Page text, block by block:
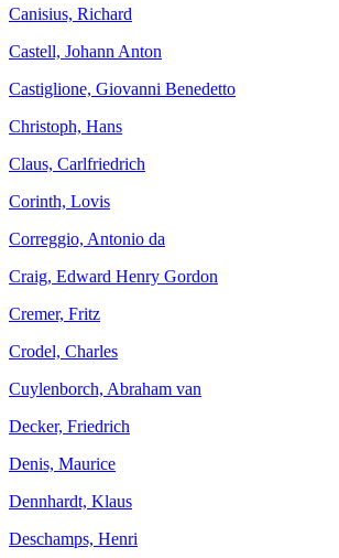
Canisius, Richard
Castell, Johann Anton
Castiglione, Giovanni Benedetto
Christoph, Hans
Claus, Carlfriedrich
Corinth, Lovis
Correggio, Antonio da
Craig, Edward Henry Gordon
Cremer, Fritz
Crodel, Charles
Cuylenborch, Abraham van
Decker, Friedrich
Denis, Maurice
Dennhardt, Klaus
Deschamps, Henri